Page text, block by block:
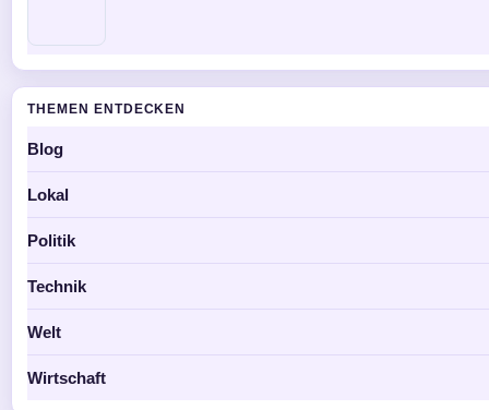
THEMEN ENTDECKEN
Blog
Lokal
Politik
Technik
Welt
Wirtschaft